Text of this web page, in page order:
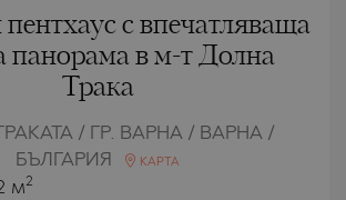
пентхаус с впечатляваща
панорама в м-т Долна
Трака
/ ГР. ВАРНА / ВАРНА /
БЪЛГАРИЯ
КАРТА
м2